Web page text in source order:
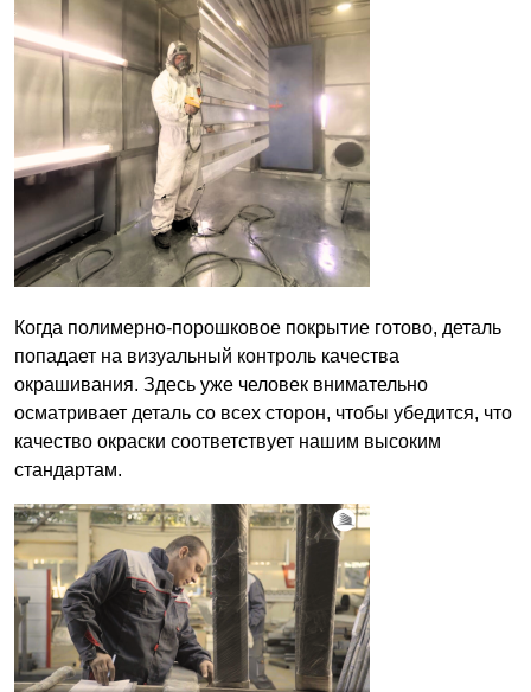
Когда полимерно-порошковое покрытие готово, деталь
попадает на визуальный контроль качества
окрашивания. Здесь уже человек внимательно
осматривает деталь со всех сторон, чтобы убедится, что
качество окраски соответствует нашим высоким
стандартам.